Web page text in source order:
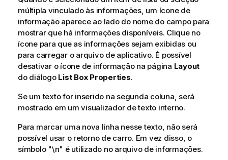
múltipla vinculado às informações, um ícone de
informação aparece ao lado do nome do campo para
mostrar que há informações disponíveis. Clique no
ícone para que as informações sejam exibidas ou
para carregar o arquivo de aplicativo. É possível
desativar o ícone de informação na página Layout
do diálogo List Box Properties.
Se um texto for inserido na segunda coluna, será
mostrado em um visualizador de texto interno.
Para marcar uma nova linha nesse texto, não será
possível usar o retorno de carro. Em vez disso, o
símbolo "\n" é utilizado no arquivo de informações.